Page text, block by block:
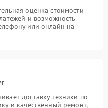
оценка стоимости
и возможность
или онлайн на
доставку техники по
и качественный ремонт,